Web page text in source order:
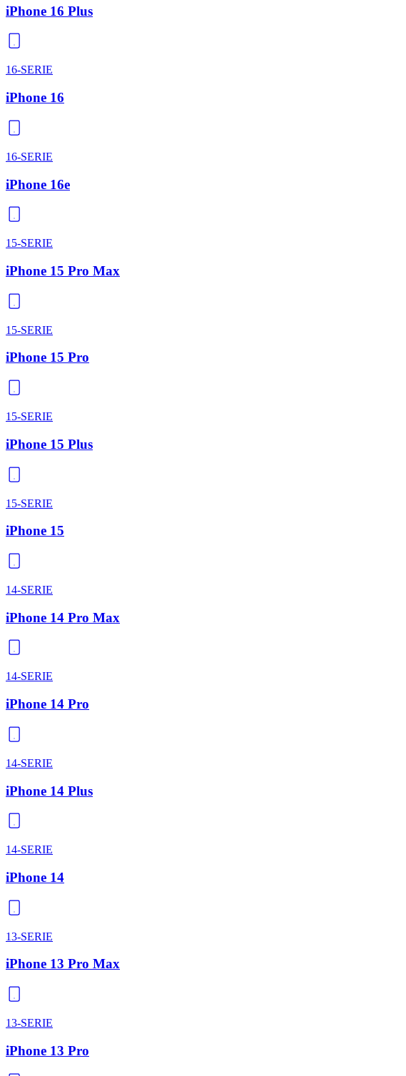
iPhone 16 Plus
16-SERIE
iPhone 16
16-SERIE
iPhone 16e
15-SERIE
iPhone 15 Pro Max
15-SERIE
iPhone 15 Pro
15-SERIE
iPhone 15 Plus
15-SERIE
iPhone 15
14-SERIE
iPhone 14 Pro Max
14-SERIE
iPhone 14 Pro
14-SERIE
iPhone 14 Plus
14-SERIE
iPhone 14
13-SERIE
iPhone 13 Pro Max
13-SERIE
iPhone 13 Pro